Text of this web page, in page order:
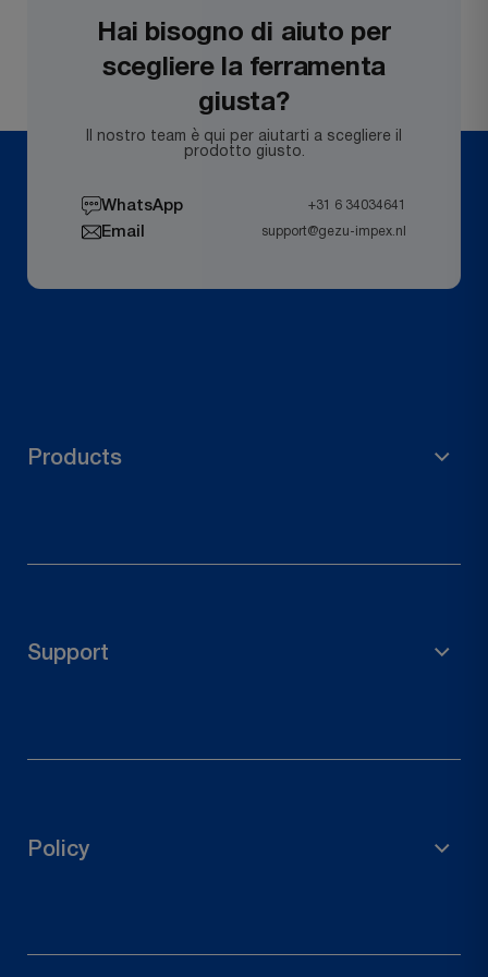
Hai bisogno di aiuto per
scegliere la ferramenta
giusta?
Il nostro team è qui per aiutarti a scegliere il
prodotto giusto.
WhatsApp +31 6 34034641
Email support@gezu-impex.nl
Products
Materiale per impalcature
Support
Diritto di recesso
Policy
politica sulla riservatezza